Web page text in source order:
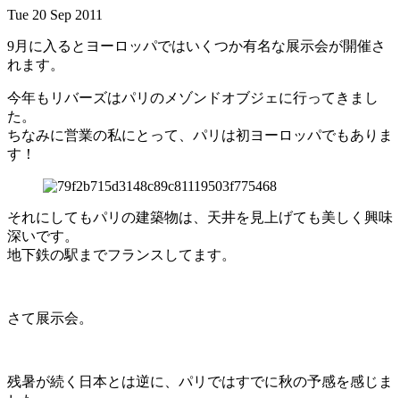
Tue 20 Sep 2011
9月に入るとヨーロッパではいくつか有名な展示会が開催さ
れます。
今年もリバーズはパリのメゾンドオブジェに行ってきまし
た。
ちなみに営業の私にとって、パリは初ヨーロッパでもありま
す！
それにしてもパリの建築物は、天井を見上げても美しく興味
深いです。
地下鉄の駅までフランスしてます。
さて展示会。
残暑が続く日本とは逆に、パリではすでに秋の予感を感じま